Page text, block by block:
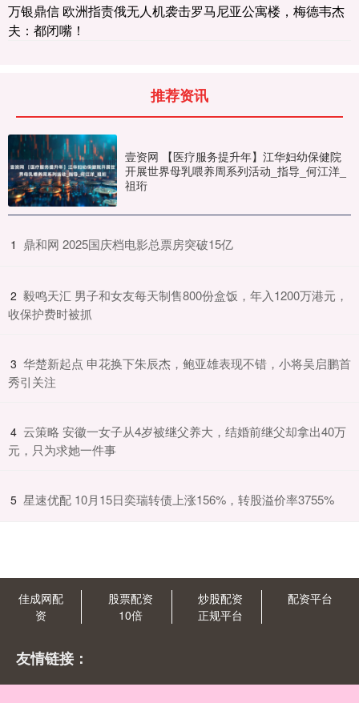
万银鼎信 欧洲指责俄无人机袭击罗马尼亚公寓楼，梅德韦杰
夫：都闭嘴！
推荐资讯
壹资网 【医疗服务提升年】江华妇幼保健院
开展世界母乳喂养周系列活动_指导_何江洋_
祖珩
1 ​鼎和网 2025国庆档电影总票房突破15亿
2 ​毅鸣天汇 男子和女友每天制售800份盒饭，年入1200万港元，
收保护费时被抓
3 ​华楚新起点 申花换下朱辰杰，鲍亚雄表现不错，小将吴启鹏首
秀引关注
4 ​云策略 安徽一女子从4岁被继父养大，结婚前继父却拿出40万
元，只为求她一件事
5 ​星速优配 10月15日奕瑞转债上涨156%，转股溢价率3755%
佳成网配
资
股票配资
10倍
炒股配资
正规平台
配资平台
友情链接：